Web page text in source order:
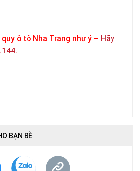
ô tô Nha Trang như ý – Hãy
BẠN BÈ